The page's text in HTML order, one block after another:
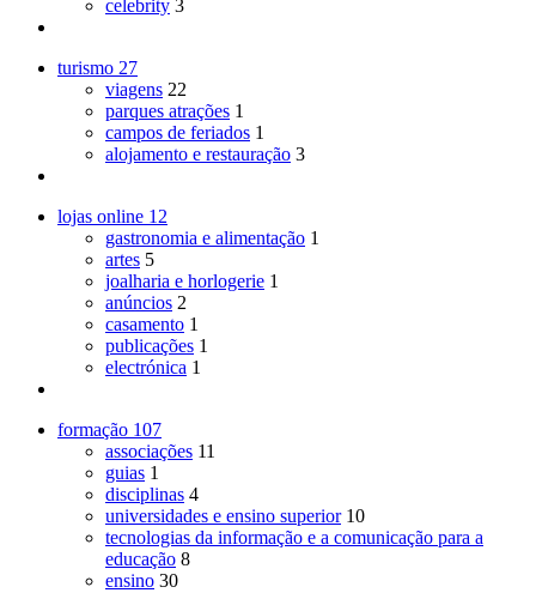
celebrity 3
turismo 27
viagens 22
parques atrações 1
campos de feriados 1
alojamento e restauração 3
lojas online 12
gastronomia e alimentação 1
artes 5
joalharia e horlogerie 1
anúncios 2
casamento 1
publicações 1
electrónica 1
formação 107
associações 11
guias 1
disciplinas 4
universidades e ensino superior 10
tecnologias da informação e a comunicação para a
educação 8
ensino 30